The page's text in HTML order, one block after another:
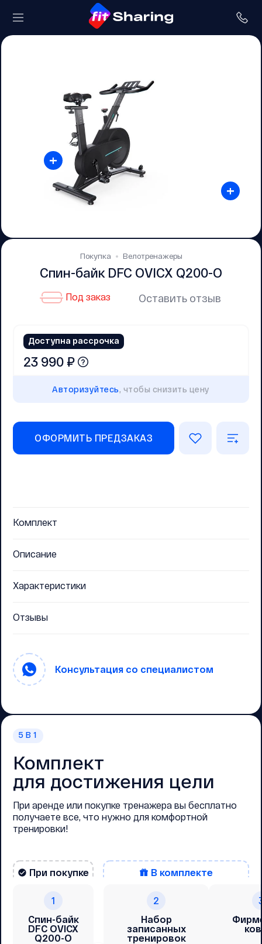
+
+
5 В 1
Комплект
для достижения цели
При аренде или покупке тренажера вы бесплатно
получаете все, что нужно для комфортной
тренировки!
При покупке
1
Спин-байк
DFC OVICX
Q200-O
В комплекте
2
Набор
записанных
тренировок
Покупка Велотренажеры
Спин-байк DFC OVICX Q200-O
Под заказ Оставить отзыв
Доступна рассрочка
23 990 ₽
Авторизуйтесь, чтобы снизить цену
ОФОРМИТЬ ПРЕДЗАКАЗ
Комплект
Описание
Характеристики
Отзывы
Консультация со специалистом